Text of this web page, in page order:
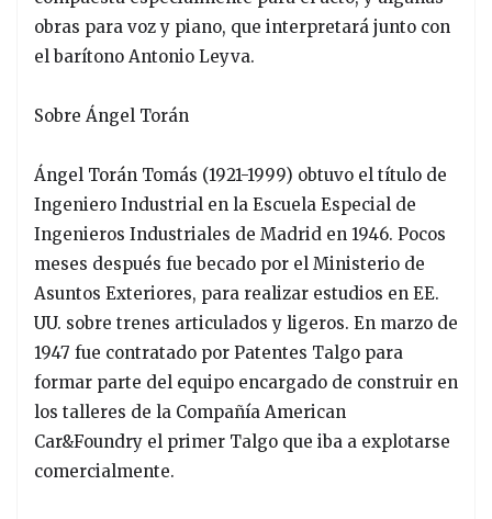
obras para voz y piano, que interpretará junto con
el barítono Antonio Leyva.
Sobre Ángel Torán
Ángel Torán Tomás (1921-1999) obtuvo el título de
Ingeniero Industrial en la Escuela Especial de
Ingenieros Industriales de Madrid en 1946. Pocos
meses después fue becado por el Ministerio de
Asuntos Exteriores, para realizar estudios en EE.
UU. sobre trenes articulados y ligeros. En marzo de
1947 fue contratado por Patentes Talgo para
formar parte del equipo encargado de construir en
los talleres de la Compañía American
Car&Foundry el primer Talgo que iba a explotarse
comercialmente.